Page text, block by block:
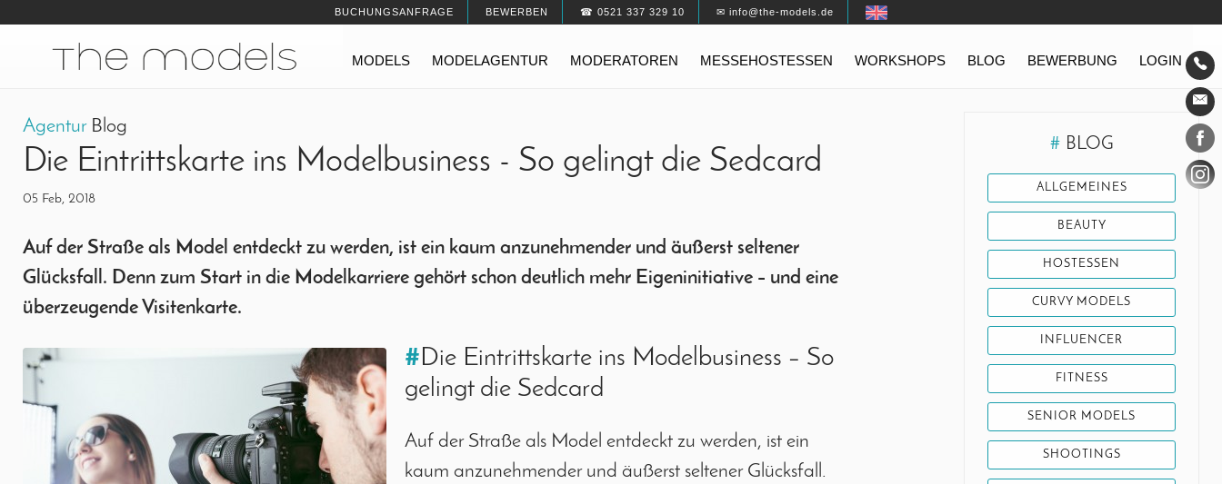
BUCHUNGSANFRAGE BEWERBEN ☎ 0521 337 329 10 ✉ info@the-models.de
Navigation
MODELS MODELAGENTUR MODERATOREN MESSEHOSTESSEN WORKSHOPS BLOG BEWERBUNG LOGIN
AgenturBlog
Die Eintrittskarte ins Modelbusiness - So gelingt die Sedcard
05 Feb, 2018
Auf der Straße als Model entdeckt zu werden, ist ein kaum anzunehmender und äußerst seltener
Glücksfall. Denn zum Start in die Modelkarriere gehört schon deutlich mehr Eigeninitiative – und eine
überzeugende Visitenkarte.
#Die Eintrittskarte ins Modelbusiness – So
gelingt die Sedcard
Auf der Straße als Model entdeckt zu werden, ist ein
kaum anzunehmender und äußerst seltener Glücksfall.
# BLOG
ALLGEMEINES
BEAUTY
HOSTESSEN
CURVY MODELS
INFLUENCER
FITNESS
SENIOR MODELS
SHOOTINGS